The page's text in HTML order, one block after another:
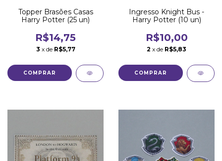
Topper Brasões Casas
Harry Potter (25 un)
R$14,75
3 x de R$5,77
Ingresso Knight Bus -
Harry Potter (10 un)
R$10,00
2 x de R$5,83